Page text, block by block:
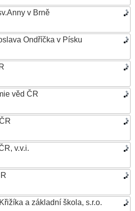
v Brně
Ondříčka v Písku
věd ČR
v.v.i.
a základní škola, s.r.o.